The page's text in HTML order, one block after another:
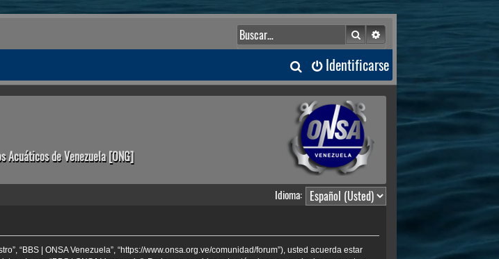
BuscarBúsqueda avanzada
Identificarse
u
s
c
a
Acuáticos de Venezuela [ONG]
Idioma:
“BBS | ONSA Venezuela”, “https://www.onsa.org.ve/comunidad/forum”), usted acuerda estar